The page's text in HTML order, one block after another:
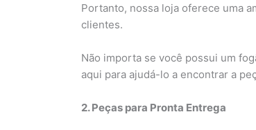
Portanto, nossa loja oferece uma
clientes.
Não importa se você possui um
aqui para ajudá-lo a encontrar a
2. Peças para Pronta Entrega